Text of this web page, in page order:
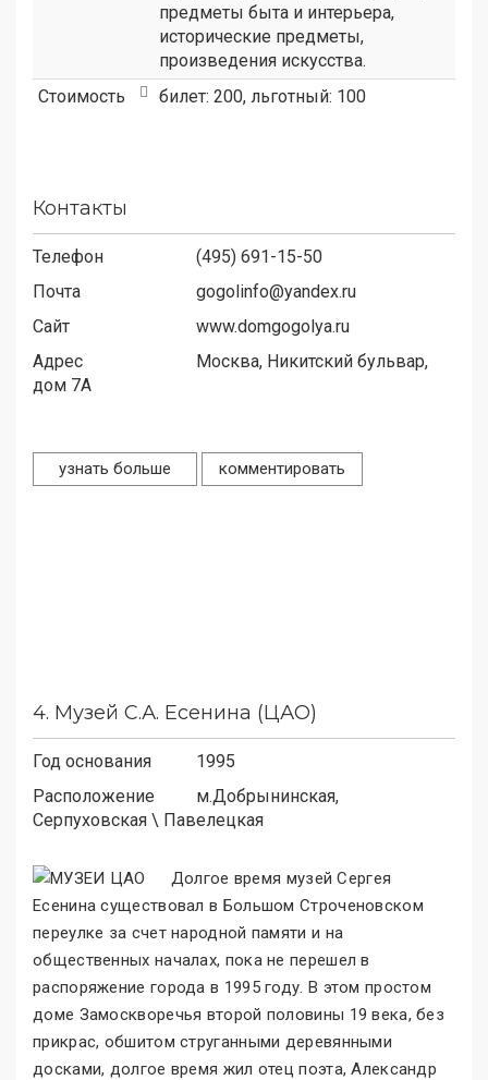
предметы быта и интерьера,
исторические предметы,
произведения искусства.
Стоимость
билет: 200, льготный: 100
Контакты
Телефон
(495) 691-15-50
Почта
gogolinfo@yandex.ru
Сайт
www.domgogolya.ru
Адрес
Москва, Никитский бульвар,
дом 7А
узнать больше комментировать
4. Музей С.А. Есенина (ЦАО)
Год основания
1995
Расположение
м.Добрынинская,
Серпуховская \ Павелецкая
Долгое время музей Сергея
Есенина существовал в Большом Строченовском
переулке за счет народной памяти и на
общественных началах, пока не перешел в
распоряжение города в 1995 году. В этом простом
доме Замоскворечья второй половины 19 века, без
прикрас, обшитом струганными деревянными
досками, долгое время жил отец поэта, Александр